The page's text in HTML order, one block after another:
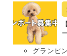
グランピ